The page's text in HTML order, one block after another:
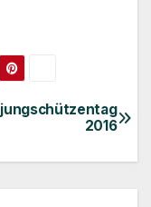
2016